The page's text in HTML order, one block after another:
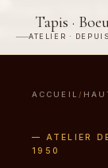
Tapis ·
ATELIER ·
ACCUEIL /
— ATELIER
1950